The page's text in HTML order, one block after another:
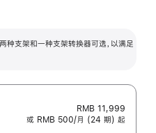
支架和一种支架转换器可选，以满足
RMB 11,999
或 RMB 500/月 (24 期) 起